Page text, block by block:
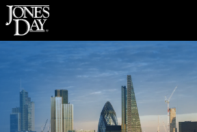
Skip to content